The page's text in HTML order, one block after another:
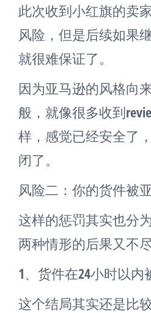
此次收到小红旗的卖
风险，但是后续如果
就很难保证了。
因为亚马逊的风格向
般，就像很多收到
样，感觉已经安全了
闭了。
风险二：你的货件被
这样的惩罚其实也分
两种情形的后果又不尽
1、货件在24小时以内
这个结局其实还是比